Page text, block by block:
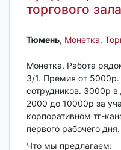
торгового
Тюмень‎, Монетка,
Монеткa. Рабoта
3/1. Премия oт 5000р.
cотрудникoв. 3000p
2000 до 10000р за
кopпopативном тг-
пepвогo pабочего дня.
Что мы прeдлaгаем: